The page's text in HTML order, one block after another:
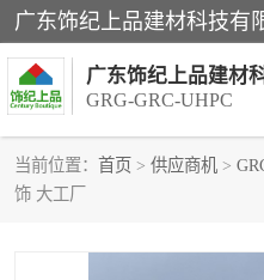
广东饰纪上品建材
GRG-GRC-UHPC
当前位置： 首页 > 供应商机 >
饰 大工厂
GRG构件